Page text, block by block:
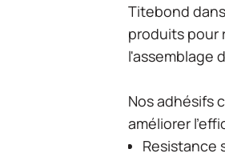
Titebond
produits pour
l'assemblage
Nos adhésifs
améliorer
Resistance